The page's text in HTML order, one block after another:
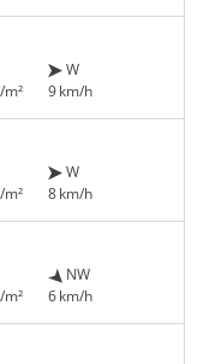
W
9 km/h
W
8 km/h
NW
6 km/h